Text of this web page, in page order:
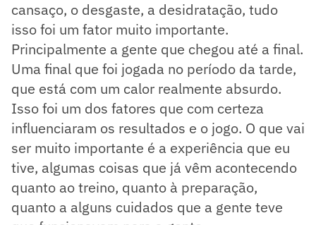
cansaço, o desgaste, a desidratação, tudo
isso foi um fator muito importante.
Principalmente a gente que chegou até a final.
Uma final que foi jogada no período da tarde,
que está com um calor realmente absurdo.
Isso foi um dos fatores que com certeza
influenciaram os resultados e o jogo. O que vai
ser muito importante é a experiência que eu
tive, algumas coisas que já vêm acontecendo
quanto ao treino, quanto à preparação,
quanto a alguns cuidados que a gente teve